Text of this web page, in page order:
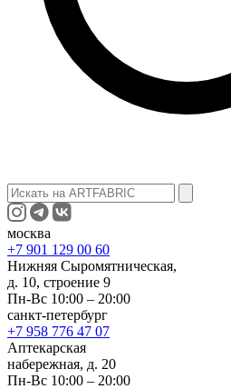
москва
+7 901 129 00 60
Нижняя Сыромятническая,
д. 10, строение 9
Пн-Вс 10:00 – 20:00
санкт-петербург
+7 958 776 47 07
Аптекарская
набережная, д. 20
Пн-Вс 10:00 – 20:00